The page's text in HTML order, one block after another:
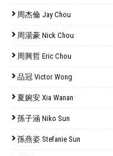
周杰倫 Jay Chou
周湯豪 Nick Chou
周興哲 Eric Chou
品冠 Victor Wong
夏婉安 Xia Wanan
孫子涵 Niko Sun
孫燕姿 Stefanie Sun